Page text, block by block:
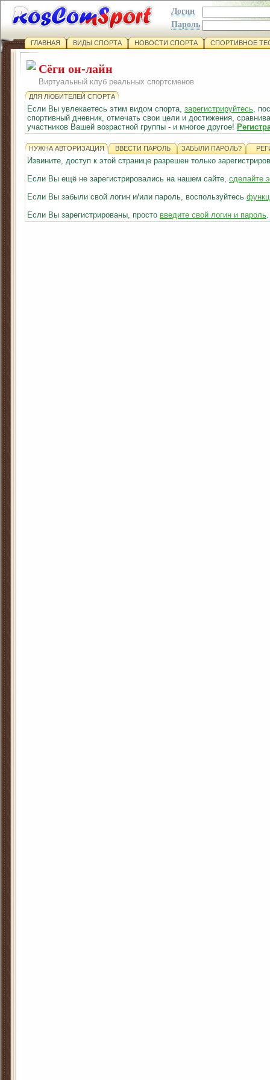
Логин
Пароль
ГЛАВНАЯ ВИДЫ СПОРТА НОВОСТИ СПОРТА СПОРТИВНОЕ
Сёги он-лайн
Виртуальный клуб реальных спортсменов
ДЛЯ ЛЮБИТЕЛЕЙ СПОРТА
Если Вы увлекаетесь этим видом спорта, зарегистрируйтесь,
спортивный дневник, отмечать свои цели и достижения,
участников Вашей возрастной группы - и многое другое!
НУЖНА АВТОРИЗАЦИЯ ВВЕСТИ ПАРОЛЬ ЗАБЫЛИ ПАРОЛЬ?
Извините, доступ к этой странице разрешен только
Если Вы ещё не зарегистрировались на нашем сайте, сделайте
Если Вы забыли свой логин и/или пароль, воспользуйтесь
Если Вы зарегистрированы, просто введите свой логин и пароль.